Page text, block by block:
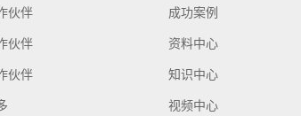
伙伴
伙伴
伙伴
成功案例
资料中心
知识中心
视频中心